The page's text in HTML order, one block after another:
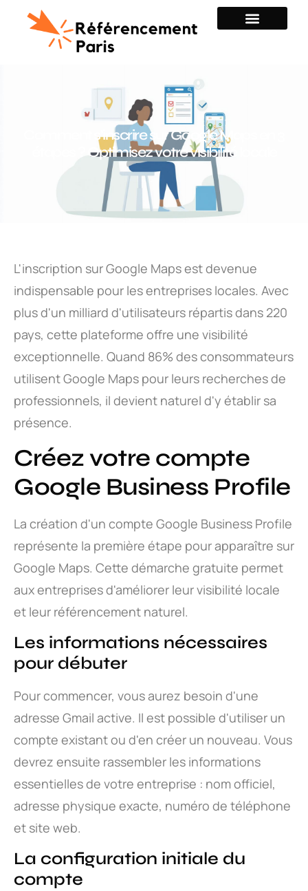
Comment s’inscrire sur Google Maps en 3
étapes ? Optimisez votre visibilité locale
L'inscription sur Google Maps est devenue
indispensable pour les entreprises locales. Avec
plus d'un milliard d'utilisateurs répartis dans 220
pays, cette plateforme offre une visibilité
exceptionnelle. Quand 86% des consommateurs
utilisent Google Maps pour leurs recherches de
professionnels, il devient naturel d'y établir sa
présence.
Créez votre compte
Google Business Profile
La création d'un compte Google Business Profile
représente la première étape pour apparaître sur
Google Maps. Cette démarche gratuite permet
aux entreprises d'améliorer leur visibilité locale
et leur référencement naturel.
Les informations nécessaires
pour débuter
Pour commencer, vous aurez besoin d'une
adresse Gmail active. Il est possible d'utiliser un
compte existant ou d'en créer un nouveau. Vous
devrez ensuite rassembler les informations
essentielles de votre entreprise : nom officiel,
adresse physique exacte, numéro de téléphone
et site web.
La configuration initiale du
compte